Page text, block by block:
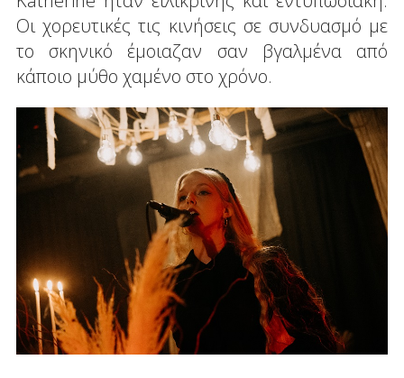
Οι χορευτικές τις κινήσεις σε συνδυασμό με
το σκηνικό έμοιαζαν σαν βγαλμένα από
κάποιο μύθο χαμένο στο χρόνο.